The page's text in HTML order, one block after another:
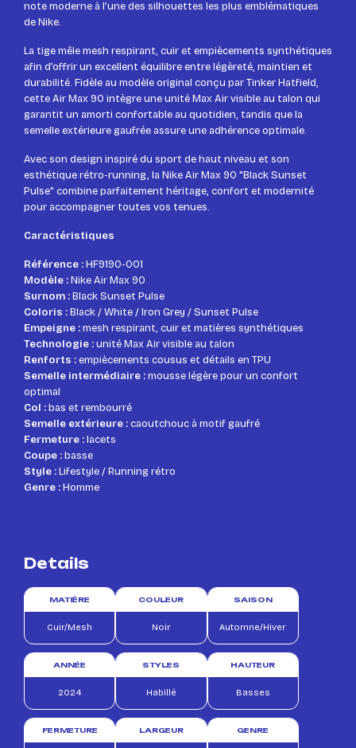
note moderne à l’une des silhouettes les plus emblématiques
de Nike.
La tige mêle mesh respirant, cuir et empiècements synthétiques
afin d’offrir un excellent équilibre entre légèreté, maintien et
durabilité. Fidèle au modèle original conçu par Tinker Hatfield,
cette Air Max 90 intègre une unité Max Air visible au talon qui
garantit un amorti confortable au quotidien, tandis que la
semelle extérieure gaufrée assure une adhérence optimale.
Avec son design inspiré du sport de haut niveau et son
esthétique rétro-running, la Nike Air Max 90 "Black Sunset
Pulse" combine parfaitement héritage, confort et modernité
pour accompagner toutes vos tenues.
Caractéristiques
Référence :HF9190-001
Modèle :Nike Air Max 90
Surnom :Black Sunset Pulse
Coloris :Black / White / Iron Grey / Sunset Pulse
Empeigne :mesh respirant, cuir et matières synthétiques
Technologie :unité Max Air visible au talon
Renforts :empiècements cousus et détails en TPU
Semelle intermédiaire :mousse légère pour un confort
optimal
Col :bas et rembourré
Semelle extérieure :caoutchouc à motif gaufré
Fermeture :lacets
Coupe :basse
Style :Lifestyle / Running rétro
Genre :Homme
Details
MATIÈRE
Cuir/Mesh
COULEUR
Noir
SAISON
Automne/Hiver
ANNÉE
2024
STYLES
Habillé
HAUTEUR
Basses
FERMETURE LARGEUR GENRE